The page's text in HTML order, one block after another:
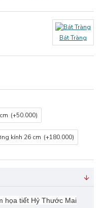
Bát Tràng
(+50.000)
kính 26 cm (+180.000)
họa tiết Hỷ Thước Mai